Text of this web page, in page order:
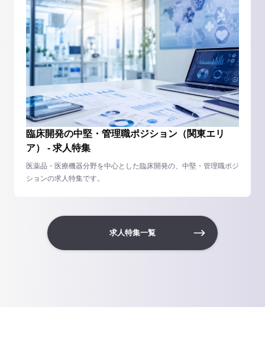
臨床開発の中堅・管理職ポジション（関東エリ
ア） - 求人特集
医薬品・医療機器分野を中心とした臨床開発の、中堅・管理職ポジ
ションの求人特集です。
求人特集一覧